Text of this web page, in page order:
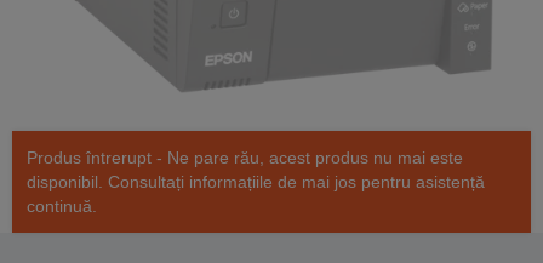
Produs întrerupt - Ne pare rău, acest produs nu mai este
disponibil. Consultați informațiile de mai jos pentru asistență
continuă.